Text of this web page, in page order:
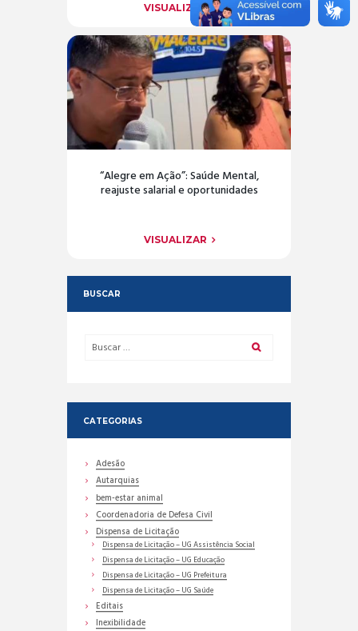
VISUALIZAR
“Alegre em Ação”: Saúde Mental,
reajuste salarial e oportunidades
VISUALIZAR
BUSCAR
CATEGORIAS
Adesão
Autarquias
bem-estar animal
Coordenadoria de Defesa Civil
Dispensa de Licitação
Dispensa de Licitação – UG Assistência Social
Dispensa de Licitação – UG Educação
Dispensa de Licitação – UG Prefeitura
Dispensa de Licitação – UG Saúde
Editais
Inexibilidade